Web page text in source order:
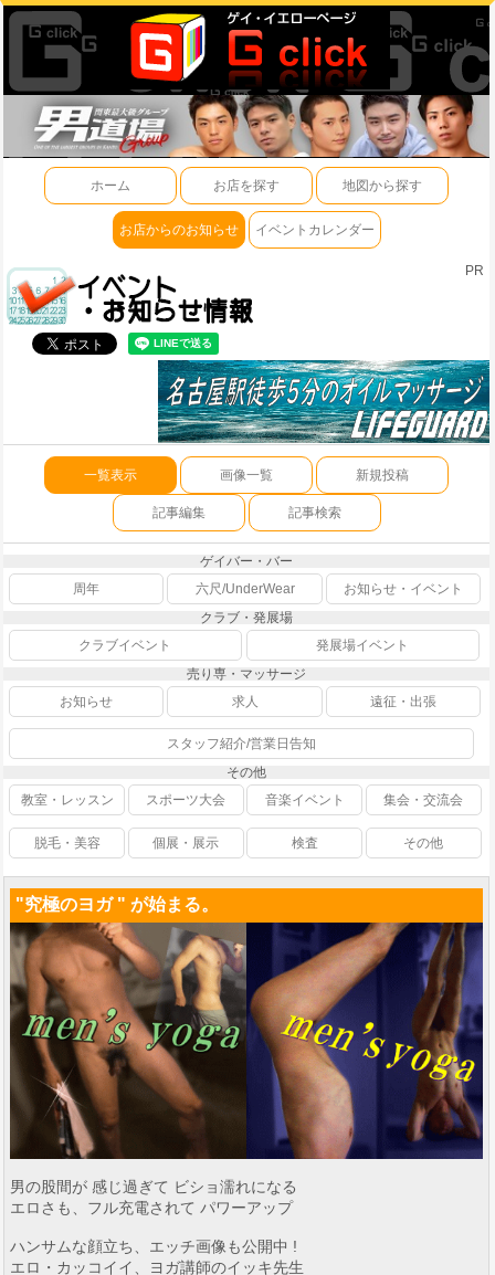
ホーム お店を探す 地図から探す
お店からのお知らせ イベントカレンダー
PR
一覧表示 画像一覧 新規投稿
記事編集 記事検索
ゲイバー・バー
周年
六尺/UnderWear
お知らせ・イベント
クラブ・発展場
クラブイベント
発展場イベント
売り専・マッサージ
お知らせ
求人 遠征・出張
スタッフ紹介/営業日告知
その他
教室・レッスン
スポーツ大会 音楽イベント 集会・交流会
脱毛・美容 個展・展示 検査 その他
"究極のヨガ " が始まる。
男の股間が 感じ過ぎて ビショ濡れになる
エロさも、フル充電されて パワーアップ
ハンサムな顔立ち、エッチ画像も公開中 !
エロ・カッコイイ、ヨガ講師のイッキ先生